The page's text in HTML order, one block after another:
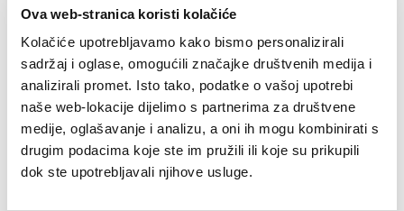
Ova web-stranica koristi kolačiće
Kolačiće upotrebljavamo kako bismo personalizirali
sadržaj i oglase, omogućili značajke društvenih medija i
analizirali promet. Isto tako, podatke o vašoj upotrebi
naše web-lokacije dijelimo s partnerima za društvene
medije, oglašavanje i analizu, a oni ih mogu kombinirati s
drugim podacima koje ste im pružili ili koje su prikupili
dok ste upotrebljavali njihove usluge.
TELEFONSKI IMENIK
Danas je predsjednik Uprave HT Eroneta, mr. Stipe Prlić,
potpisao sponzorske ugovore s tajnikom NK „Široki Brijeg“
Draganom Soldom, i predsjednikom HŠK „Zrinjski“ Mostar
Marinom Raspudićem.
Svojim rezultatima u Premijer ligi Bosne i Hercegovine
kao i kvalifikacijama na europskim natjecanjima ova dva